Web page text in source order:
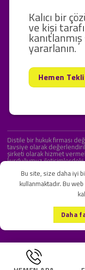
Kalıcı bir
ve kişi
yararlanın.
Hemen
Distile bir hukuk firması
tavsiye olarak
şirketi olarak hizmet
kurduğumuz
KVKK ve
Copyright 2026 ©
Bu site, size daha iyi
kullanmaktadır. Bu
Daha